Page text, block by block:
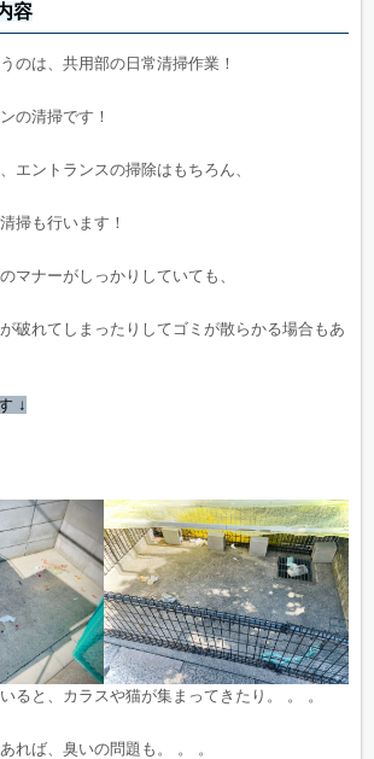
容
のは、共用部の日常清掃作業！
の清掃です！
エントランスの掃除はもちろん、
掃も行います！
マナーがしっかりしていても、
破れてしまったりしてゴミが散らかる場合もあ
↓
ると、カラスや猫が集まってきたり。 。 。
れば、臭いの問題も。 。 。